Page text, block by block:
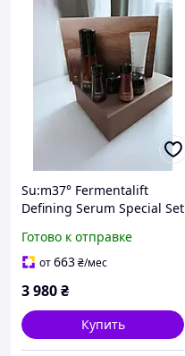
Su:m37° Fermentalift
Defining Serum Special Set
антивозрастной набор.
Готово к отправке
от663₴/мес
3 980₴
Купить